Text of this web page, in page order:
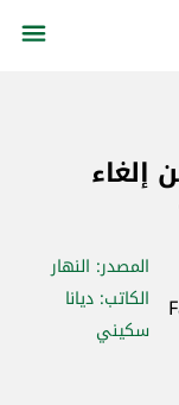
إلغاء
المصدر: النهار
الكاتب: ديانا
سكيني